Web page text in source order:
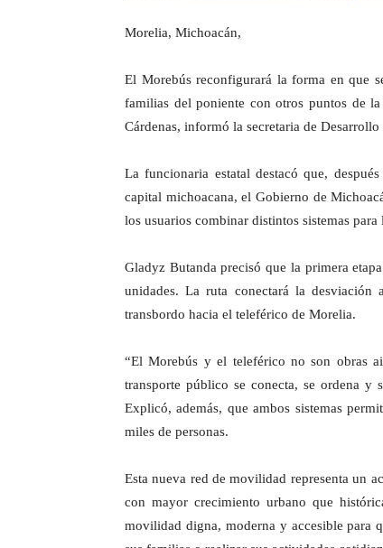
Morelia, Michoacán,
El Morebús reconfigurará la forma en que
familias del poniente con otros puntos de
Cárdenas, informó la secretaria de
La funcionaria estatal destacó que,
capital michoacana, el Gobierno de
los usuarios combinar distintos sistemas
Gladyz Butanda precisó que la primera
unidades. La ruta conectará la
transbordo hacia el teleférico de Morelia.
“El Morebús y el teleférico no son obras
transporte público se conecta, se ordena
Explicó, además, que ambos sistemas
miles de personas.
Esta nueva red de movilidad representa un
con mayor crecimiento urbano que
movilidad digna, moderna y accesible para